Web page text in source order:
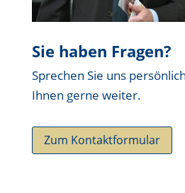
Sie haben Fragen?
Sprechen Sie uns
Ihnen gerne weiter.
Zum Kontaktformular